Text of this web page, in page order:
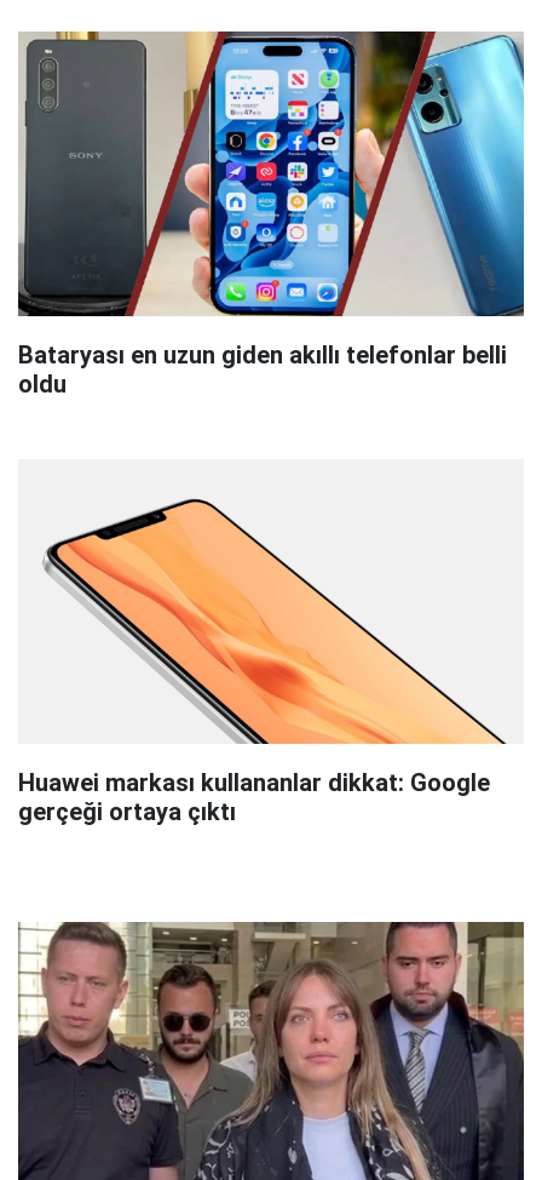
Bataryası en uzun giden akıllı telefonlar belli
oldu
Huawei markası kullananlar dikkat: Google
gerçeği ortaya çıktı